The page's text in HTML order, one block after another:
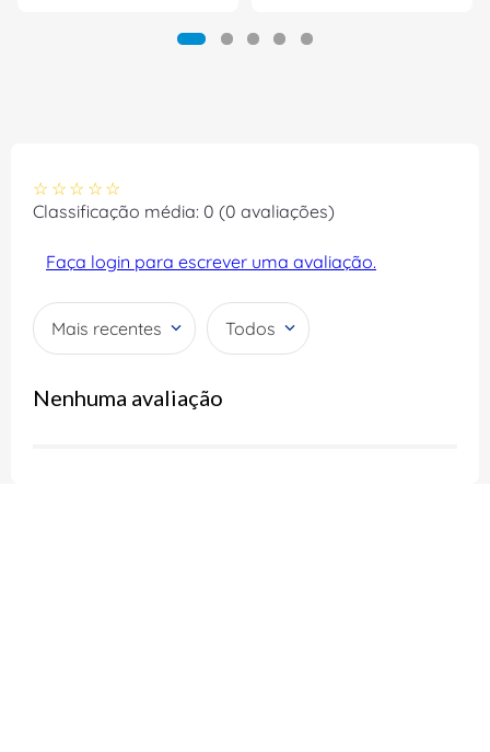
☆ ☆ ☆ ☆ ☆
Classificação média: 0 (0 avaliações)
Faça login para escrever uma avaliação.
Mais recentes Todos
Nenhuma avaliação